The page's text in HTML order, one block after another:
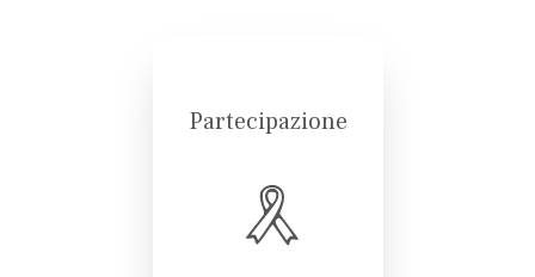
Partecipazione